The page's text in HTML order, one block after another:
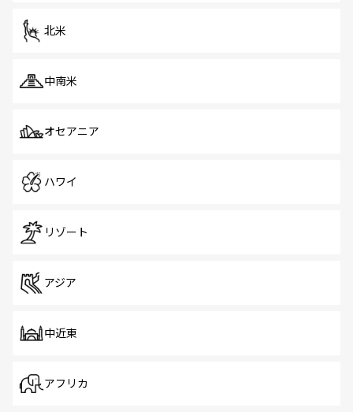
北米
中南米
オセアニア
ハワイ
リゾート
アジア
中近東
アフリカ